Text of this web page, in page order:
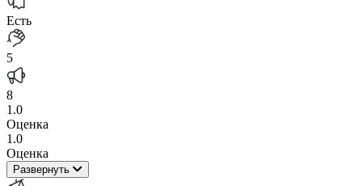
Есть
5
8
1.0
Оценка
1.0
Оценка
Развернуть